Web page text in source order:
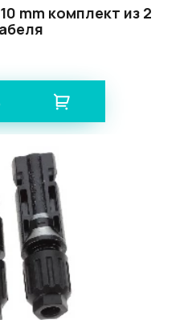
mm комплект из 2